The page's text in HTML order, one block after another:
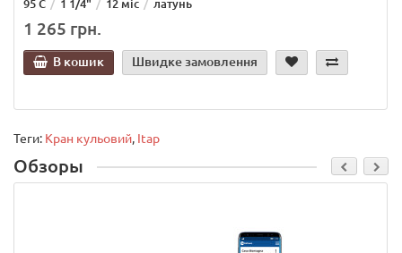
95 С 1 1/4" 12 міс латунь
1 265 грн.
В кошик Швидке замовлення
Теги: Кран кульовий, Itap
Обзоры